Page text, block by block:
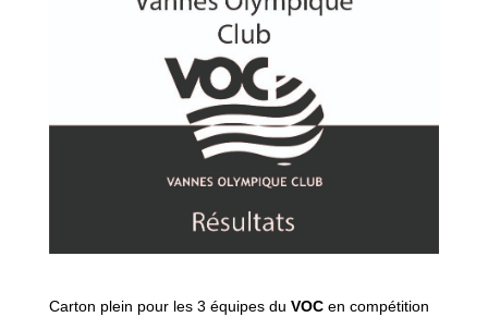
Carton plein pour les 3 équipes du VOCen compétition